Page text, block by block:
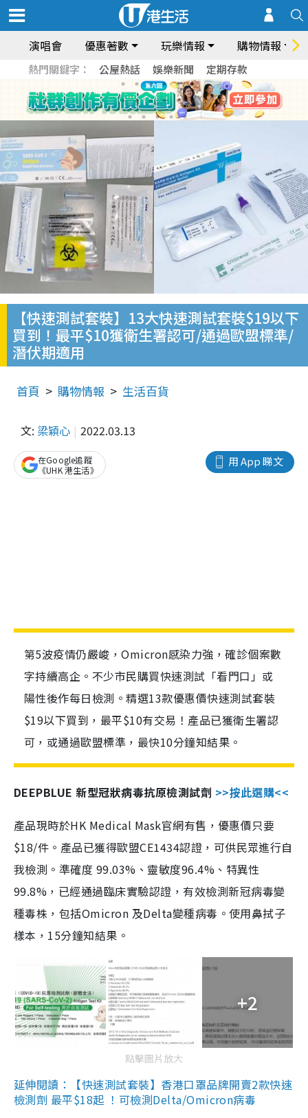
演唱會 優惠著數 玩樂情報 購物情報
熱門關鍵字： 公屋熱話 娛樂新聞 定期存款
【快速測試套裝】13大快速測試套裝$19以下
買到！最平$10獲衛生署認可/通過歐盟標準/
潛伏期適用
首頁 購物情報 生活百貨
文: 梁穎心 2022.03.13
用 App 睇文
在Google追蹤
《UHK 港生活》
第5波疫情仍嚴峻，Omicron感染力強，確診個案數
字持續高企。不少市民購買快速測試「看門口」或
陽性後作每日檢測。精選13款優惠價快速測試套裝
$19以下買到，最平$10有交易！產品已獲衛生署認
可，或通過歐盟標準，最快10分鐘知結果。
DEEPBLUE 新型冠狀病毒抗原檢測試劑 >>按此選購<<
產品現時於HK Medical Mask官網有售，優惠價只要
$18/件。產品已獲得歐盟CE1434認證，可供民眾進行自
我檢測。準確度 99.03%、靈敏度96.4%、特異性
99.8%，已經通過臨床實驗認證，有效檢測新冠病毒變
種毒株，包括Omicron 及Delta變種病毒。使用鼻拭子
樣本，15分鐘知結果。
+2
點擊圖片放大
延伸閱讀：【快速測試套裝】香港口罩品牌開賣2款快速
檢測劑 最平$18起 ！可檢測Delta/Omicron病毒